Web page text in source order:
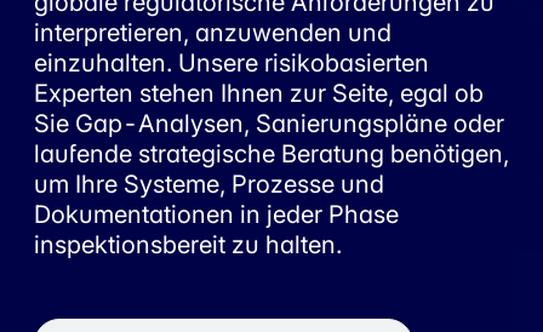
interpretieren, anzuwenden und
einzuhalten. Unsere risikobasierten
Experten stehen Ihnen zur Seite, egal ob
Sie Gap-Analysen, Sanierungspläne oder
laufende strategische Beratung benötigen,
um Ihre Systeme, Prozesse und
Dokumentationen in jeder Phase
inspektionsbereit zu halten.